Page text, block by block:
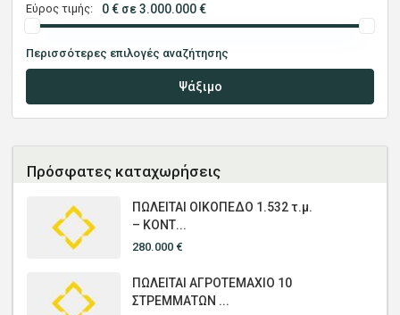
Εύρος τιμής: 0 € σε 3.000.000 €
Περισσότερες επιλογές αναζήτησης
Ψάξιμο
Πρόσφατες καταχωρήσεις
ΠΩΛΕΙΤΑΙ ΟΙΚΟΠΕΔΟ 1.532 τ.μ.
– ΚΟΝΤ...
280.000 €
ΠΩΛΕΙΤΑΙ ΑΓΡΟΤΕΜΑΧΙΟ 10
ΣΤΡΕΜΜΑΤΩΝ ...